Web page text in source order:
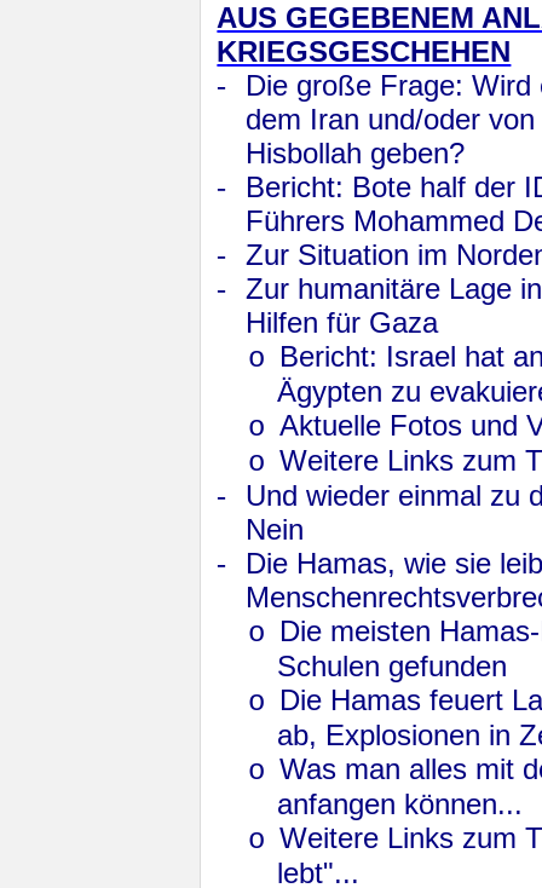
AUS GEGEBENEM
KRIEGSGESCHEHEN
-
Die große Frage:
dem Iran und/oder
Hisbollah geben?
-
Bericht: Bote half der
Führers Mohammed
-
Zur Situation im
-
Zur humanitäre Lage
Hilfen für Gaza
o Bericht: Israel hat
Ägypten zu
o Aktuelle Fotos und
o Weitere Links zum
-
Und wieder einmal zu
Nein
-
Die Hamas, wie sie
o Die meisten
Schulen gefunden
o Die Hamas feuert
ab, Explosionen in
o Was man alles mit
anfangen können...
o Weitere Links zum
lebt"...